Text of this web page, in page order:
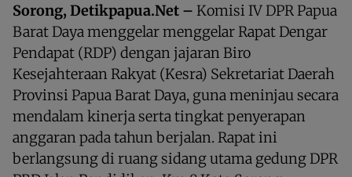
Sorong, Detikpapua.Net – Komisi IV DPR Papua
Barat Daya menggelar menggelar Rapat Dengar
Pendapat (RDP) dengan jajaran Biro
Kesejahteraan Rakyat (Kesra) Sekretariat Daerah
Provinsi Papua Barat Daya, guna meninjau secara
mendalam kinerja serta tingkat penyerapan
anggaran pada tahun berjalan. Rapat ini
berlangsung di ruang sidang utama gedung DPR